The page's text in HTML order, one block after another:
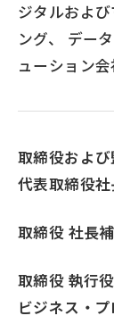
ジタルおよ
ング、
デー
ューション
取締役およ
代表取締役社
取締役 社長
取締役 執行
ビジネス・